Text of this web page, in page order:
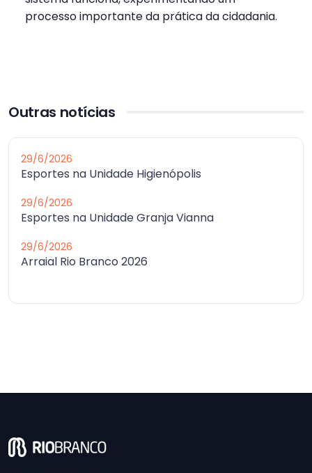
processo importante da prática da cidadania.
Outras notícias
29/6/2026
Esportes na Unidade Higienópolis
29/6/2026
Esportes na Unidade Granja Vianna
29/6/2026
Arraial Rio Branco 2026